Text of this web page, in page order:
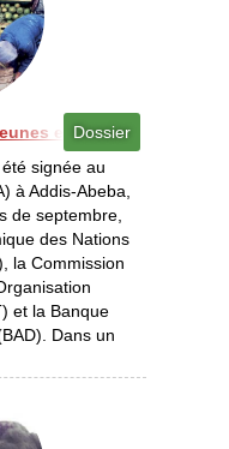
Dossier
et emploi Créer de
signée au
à Addis-Abeba,
de septembre,
des Nations
la Commission
et la Banque
Dans un